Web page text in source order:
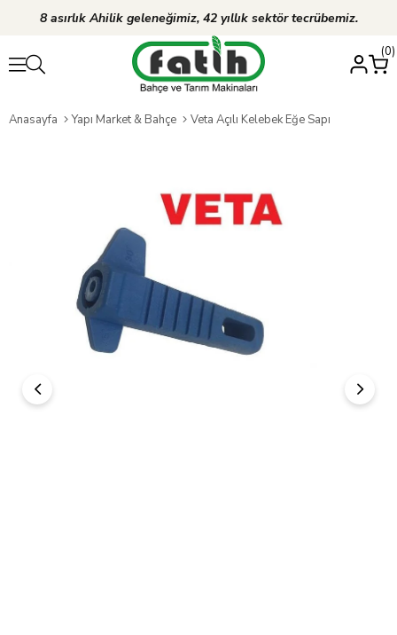
8 asırlık Ahilik geleneğimiz, 42 yıllık sektör tecrübemiz.
0
Anasayfa Yapı Market & Bahçe Veta Açılı Kelebek Eğe Sapı